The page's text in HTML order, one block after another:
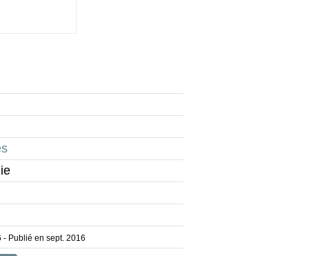
- Publié en sept. 2016